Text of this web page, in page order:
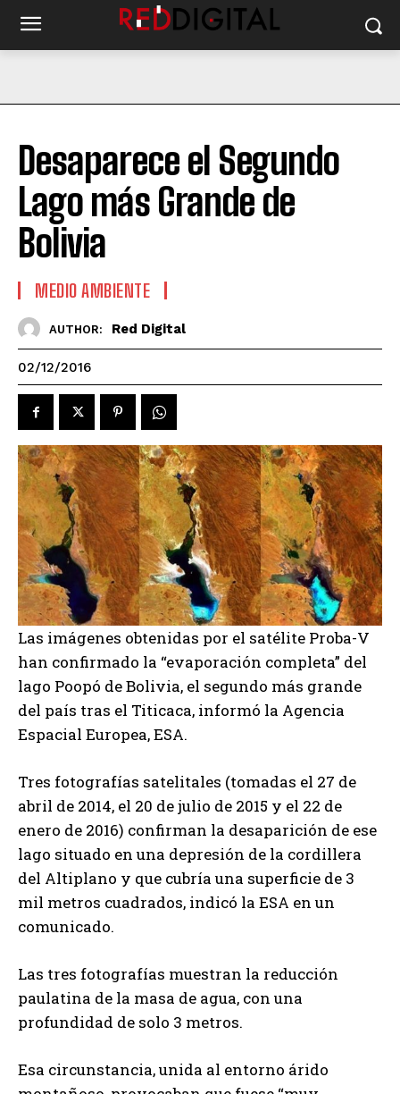
Desaparece el Segundo
Lago más Grande de
Bolivia
MEDIO AMBIENTE
AUTHOR: Red Digital
02/12/2016
Las imágenes obtenidas por el satélite Proba-V
han confirmado la “evaporación completa” del
lago Poopó de Bolivia, el segundo más grande
del país tras el Titicaca, informó la Agencia
Espacial Europea, ESA.
Tres fotografías satelitales (tomadas el 27 de
abril de 2014, el 20 de julio de 2015 y el 22 de
enero de 2016) confirman la desaparición de ese
lago situado en una depresión de la cordillera
del Altiplano y que cubría una superficie de 3
mil metros cuadrados, indicó la ESA en un
comunicado.
Las tres fotografías muestran la reducción
paulatina de la masa de agua, con una
profundidad de solo 3 metros.
Esa circunstancia, unida al entorno árido